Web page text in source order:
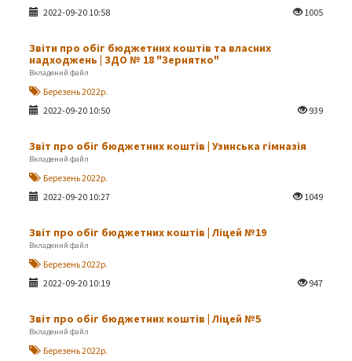
2022-09-20 10:58
1005
Звіти про обіг бюджетних коштів та власних
надходжень | ЗДО № 18 "Зернятко"
Вкладений файл
Березень 2022р.
2022-09-20 10:50
939
Звіт про обіг бюджетних коштів | Узинська гімназія
Вкладений файл
Березень 2022р.
2022-09-20 10:27
1049
Звіт про обіг бюджетних коштів | Ліцей №19
Вкладений файл
Березень 2022р.
2022-09-20 10:19
947
Звіт про обіг бюджетних коштів | Ліцей №5
Вкладений файл
Березень 2022р.